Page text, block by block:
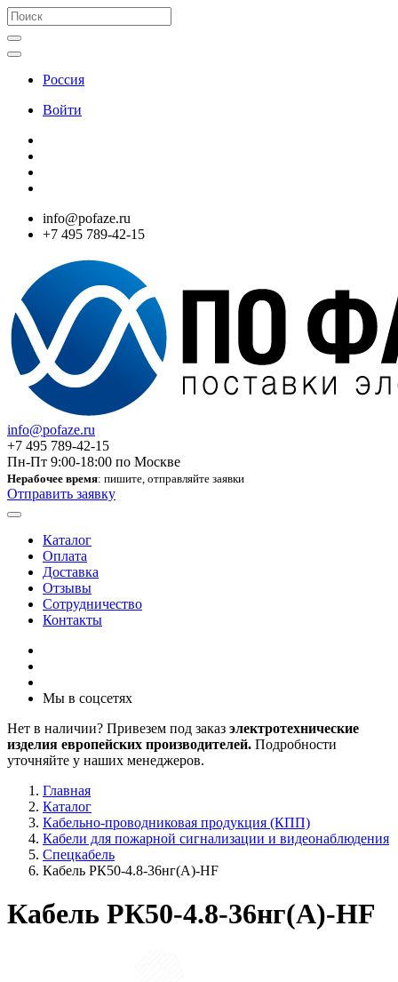
Россия
Войти
info@pofaze.ru
+7 495 789-42-15
info@pofaze.ru
+7 495 789-42-15
Пн-Пт 9:00-18:00 по Москве
Нерабочее время: пишите, отправляйте заявки
Отправить заявку
Каталог
Оплата
Доставка
Отзывы
Сотрудничество
Контакты
Мы в соцсетях
Нет в наличии? Привезем под заказ электротехнические
изделия европейских производителей. Подробности
уточняйте у наших менеджеров.
Главная
Каталог
Кабельно-проводниковая продукция (КПП)
Кабели для пожарной сигнализации и видеонаблюдения
Спецкабель
Кабель РК50-4.8-36нг(A)-HF
Кабель РК50-4.8-36нг(A)-HF